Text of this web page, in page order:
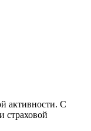
активности. С
страховой